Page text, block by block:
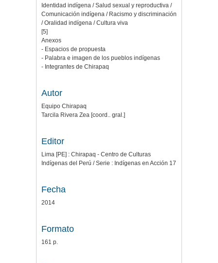
Identidad indígena / Salud sexual y reproductiva /
Comunicación indígena / Racismo y discriminación
/ Oralidad indígena / Cultura viva
[5]
Anexos
- Espacios de propuesta
- Palabra e imagen de los pueblos indígenas
- Integrantes de Chirapaq
Autor
Equipo Chirapaq
Tarcila Rivera Zea [coord.. gral.]
Editor
Lima [PE] : Chirapaq - Centro de Culturas
Indígenas del Perú / Serie : Indígenas en Acción 17
Fecha
2014
Formato
161 p.